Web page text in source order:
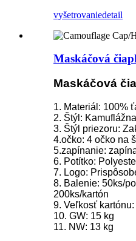
vyšetrovaniedetail
Maskáčová
Maskáčová
1. Materiál: 100%
2. Štýl:
3. Štýl priezoru:
4.očko: 4 očko na
5.zapínanie:
6. Potítko:
7. Logo:
8. Balenie: 50ks/
200ks/kartón
9. Veľkosť
10. GW: 15 kg
11. NW: 13 kg